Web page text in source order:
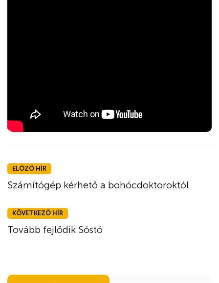
ELŐZŐ HÍR
Számítógép kérhető a bohócdoktoroktól
KÖVETKEZŐ HÍR
Tovább fejlődik Sóstó